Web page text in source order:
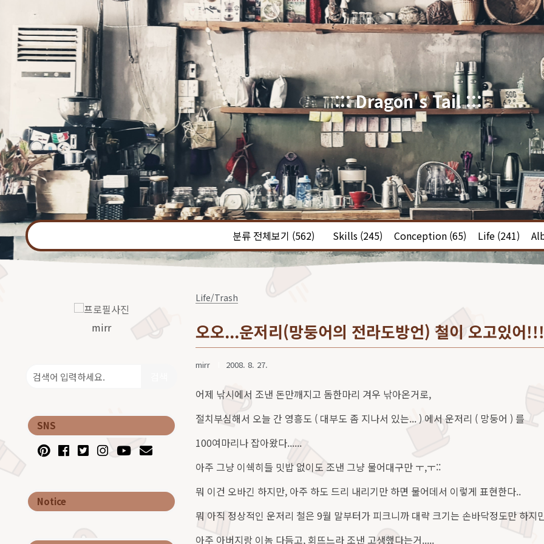
분류 전체보기 (562) Skills (245) Conception (65) Life (241)
::: Dragon's Tail :::
mirr
SNS
Notice
Life/Trash
오오...운저리(망둥어의 전라도방언) 철이 오고있어!!!
mirr 2008. 8. 27.
어제 낚시에서 조낸 돈만깨지고 돔한마리 겨우 낚아온거로,
절치부심해서 오늘 간 영흥도 ( 대부도 좀 지나서 있는... ) 에서 운저리 ( 망둥어 ) 를
100여마리나 잡아왔다......
아주 그냥 이쉑히들 밋밥 없이도 조낸 그냥 물어대구만 ㅜ,ㅜ::
뭐 이건 오바긴 하지만, 아주 하도 드리 내리기만 하면 물어데서 이렇게 표현한다..
뭐 아직 정상적인 운저리 철은 9월 말부터가 피크니까 대략 크기는 손바닥정도만 하지
아주 아버지랑 이놈 다듬고, 회뜨느라 조낸 고생했다는거.....